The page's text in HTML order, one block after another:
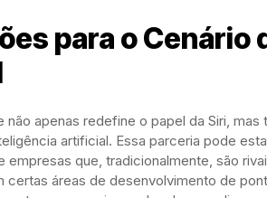
para o Cenário
não apenas redefine o papel da Siri,
artificial. Essa parceria pode
empresas que, tradicionalmente, são
certas áreas de desenvolvimento de